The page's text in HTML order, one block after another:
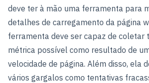
deve ter à mão uma ferramenta para
detalhes de carregamento da página
ferramenta deve ser capaz de coletar
métrica possível como resultado de
velocidade de página. Além disso, ela
vários gargalos como tentativas